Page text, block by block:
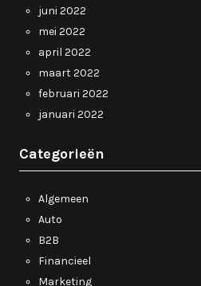
juni 2022
mei 2022
april 2022
maart 2022
februari 2022
januari 2022
Categorieën
Algemeen
Auto
B2B
Financieel
Marketing